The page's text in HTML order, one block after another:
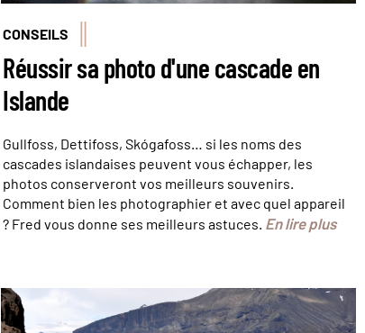
CONSEILS
Réussir sa photo d'une cascade en
Islande
Gullfoss, Dettifoss, Skógafoss… si les noms des
cascades islandaises peuvent vous échapper, les
photos conserveront vos meilleurs souvenirs.
Comment bien les photographier et avec quel appareil
? Fred vous donne ses meilleurs astuces. En lire plus
Fred a percé le mystère des jökulhlaup © Fred
Botton